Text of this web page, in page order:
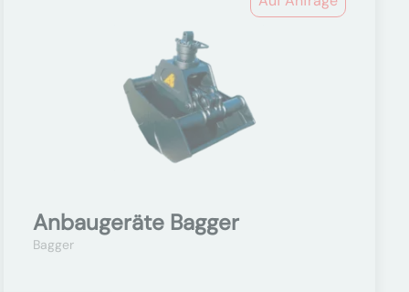
Anbaugeräte Bagger
Bagger